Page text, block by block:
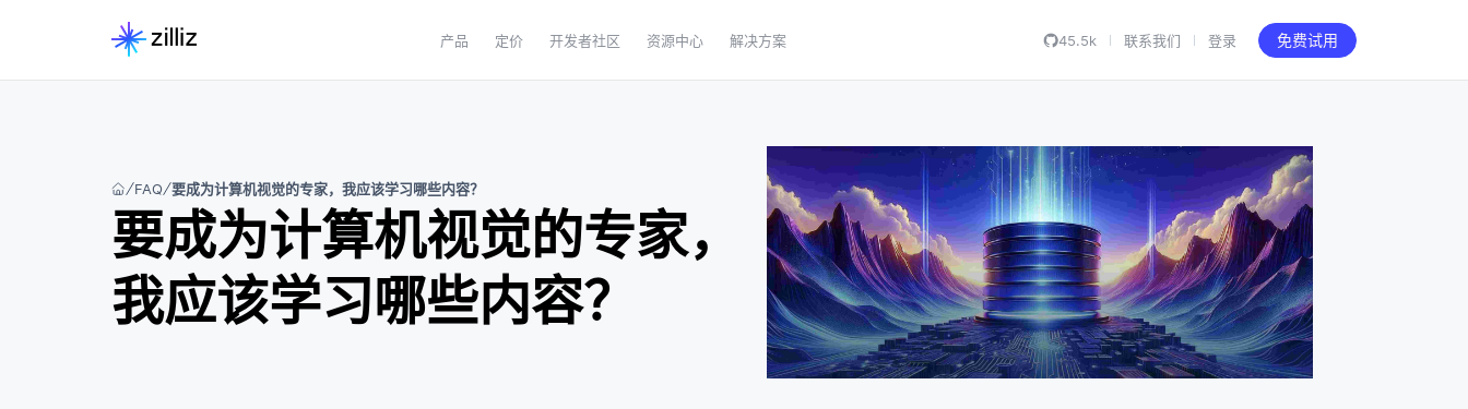
产品 定价 开发者社区 资源中心 解决方案 45.5k 联系我们 登录 免费试用
FAQ 要成为计算机视觉的专家，我应该学习哪些内容？
要成为计算机视觉的专家，
我应该学习哪些内容？